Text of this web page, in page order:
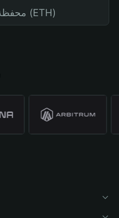
محفظة إيثيريوم (ETH)